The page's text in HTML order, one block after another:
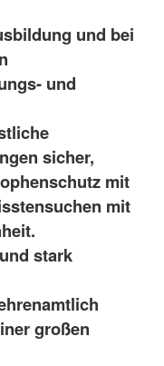
und bei
und
sicher,
mit
mit
stark
großen